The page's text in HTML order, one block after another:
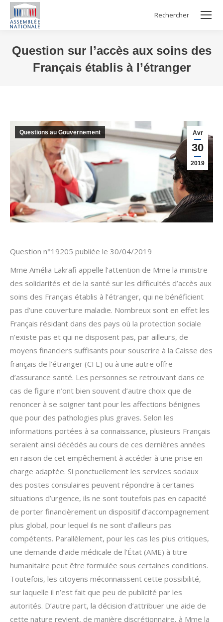
Search:
Rechercher
Question sur l’accès aux soins des
Français établis à l’étranger
Avr
30
2019
Questions au Gouvernement
Question n°19205 publiée le 30/04/2019
Mme Amélia Lakrafi appelle l’attention de Mme la ministre
des solidarités et de la santé sur les difficultés d’accès aux
soins des Français établis à l’étranger, qui ne bénéficient
pas d’une couverture maladie. Nombreux sont en effet les
Français résidant dans des pays où la protection sociale
n’existe pas et qui ne disposent pas, par ailleurs, de
moyens financiers suffisants pour souscrire à la Caisse des
français de l’étranger (CFE) ou à une autre offre
d’assurance santé. Les personnes se retrouvant dans ce
cas de figure n’ont bien souvent d’autre choix que de
renoncer à se soigner tant pour les affections bénignes
que pour des pathologies plus graves. Selon les
informations portées à sa connaissance, plusieurs Français
seraient ainsi décédés au cours de ces dernières années
en raison de cet empêchement à accéder à une prise en
charge adaptée. Si ponctuellement les services sociaux
des postes consulaires peuvent répondre à certaines
situations d’urgence, ils ne sont toutefois pas en capacité
de porter financièrement un dispositif d’accompagnement
plus global, pour lequel ils ne sont d’ailleurs pas
compétents. Parallèlement, pour les cas les plus critiques,
une demande d’aide médicale de l’État (AME) à titre
humanitaire peut être formulée sous certaines conditions.
Toutefois, les citoyens méconnaissent cette possibilité,
sur laquelle il n’est fait que peu de publicité par les
autorités. D’autre part, la décision d’attribuer une aide de
cette nature revient, de manière discrétionnaire, à Mme la